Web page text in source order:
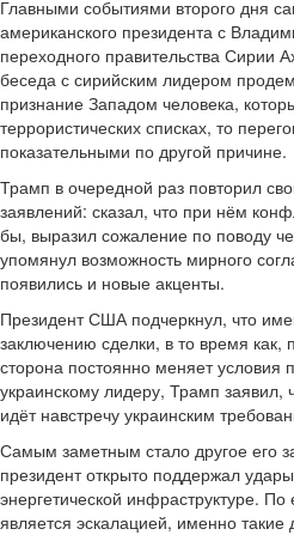
Главными событиями второго дня
американского президента с
переходного правительства
беседа с сирийским лидером
признание Западом человека,
террористических списках, то
показательными по другой причине.
Трамп в очередной раз повторил
заявлений: сказал, что при нём
бы, выразил сожаление по поводу
упомянул возможность мирного
появились и новые акценты.
Президент США подчеркнул, что
заключению сделки, в то время как,
сторона постоянно меняет условия
украинскому лидеру, Трамп заявил,
идёт навстречу украинским
Самым заметным стало другое его
президент открыто поддержал удары
энергетической инфраструктуре.
является эскалацией, именно такие